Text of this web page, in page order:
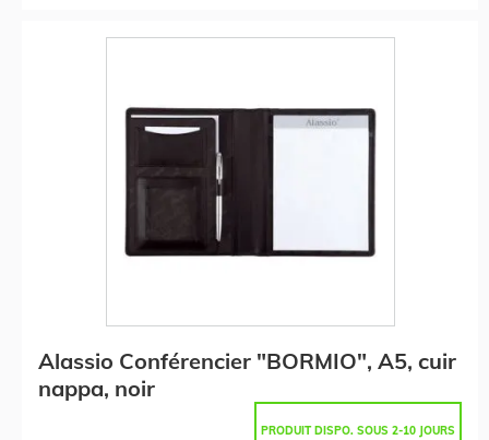
Alassio Conférencier "BORMIO", A5, cuir
nappa, noir
PRODUIT DISPO. SOUS 2-10 JOURS